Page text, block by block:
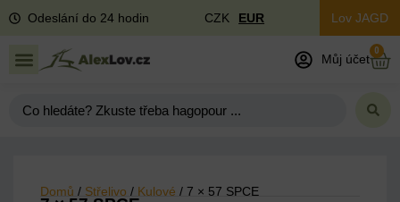
Odeslání do 24 hodin CZK EUR Lov JAGD
Můj účet
0
Domů / Střelivo / Kulové / 7 × 57 SPCE